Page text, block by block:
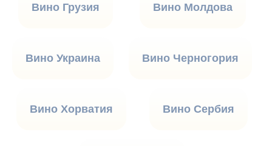
Вино Грузия Вино Молдова
Вино Украина Вино Черногория
Вино Хорватия Вино Сербия